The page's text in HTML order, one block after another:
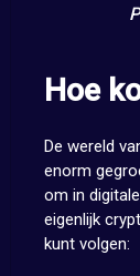
Hoe
De wereld
enorm
om in
eigenlijk
kunt volgen: